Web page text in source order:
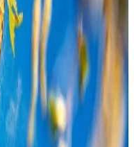
Wind und Niederschlag
begünstigt den